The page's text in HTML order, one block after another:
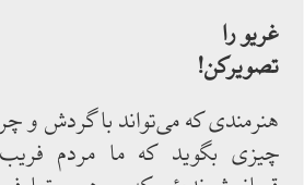
غریو را
تصویرکن!
هنرمندی که ‌می‌تواند با گردش
چیزی ‌بگوید که ما مردم